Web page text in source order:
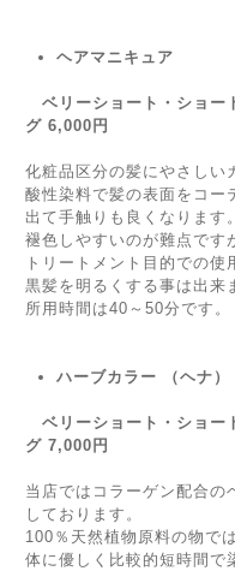
ヘアマニキュア
ベリーショート・ショ
グ 6,000円
化粧品区分の髪にやさしい
酸性染料で髪の表面をコー
出て手触りも良くなります。
褪色しやすいのが難点です
トリートメント目的での使
黒髪を明るくする事は出来
所用時間は40～50分です。
ハーブカラー （ヘナ）
ベリーショート・ショ
グ 7,000円
当店ではコラーゲン配合の
しております。
100％天然植物原料の物で
体に優しく比較的短時間で